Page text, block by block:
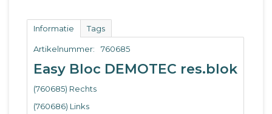
Informatie Tags
Artikelnummer: 760685
Easy Bloc DEMOTEC res.blok
(760685) Rechts
(760686) Links